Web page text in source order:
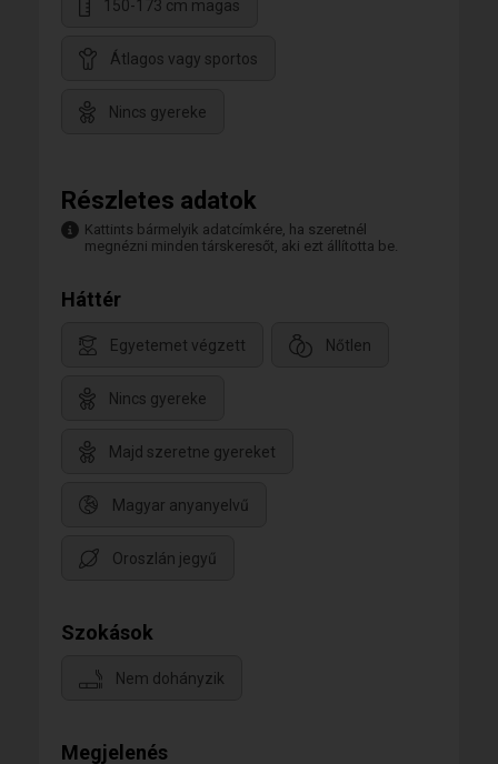
150-173 cm magas
Átlagos vagy sportos
Nincs gyereke
Részletes adatok
Kattints bármelyik adatcímkére, ha szeretnél
megnézni minden társkeresőt, aki ezt állította be.
Háttér
Egyetemet végzett Nőtlen
Nincs gyereke
Majd szeretne gyereket
Magyar anyanyelvű
Oroszlán jegyű
Szokások
Nem dohányzik
Megjelenés